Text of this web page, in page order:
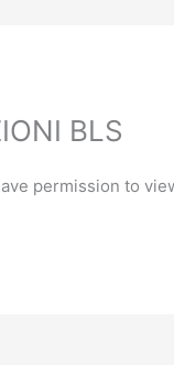
BLS
permission to